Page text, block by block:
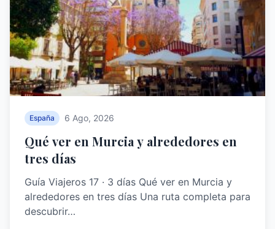
España 6 Ago, 2026
Qué ver en Murcia y alrededores en
tres días
Guía Viajeros 17 · 3 días Qué ver en Murcia y
alrededores en tres días Una ruta completa para
descubrir…